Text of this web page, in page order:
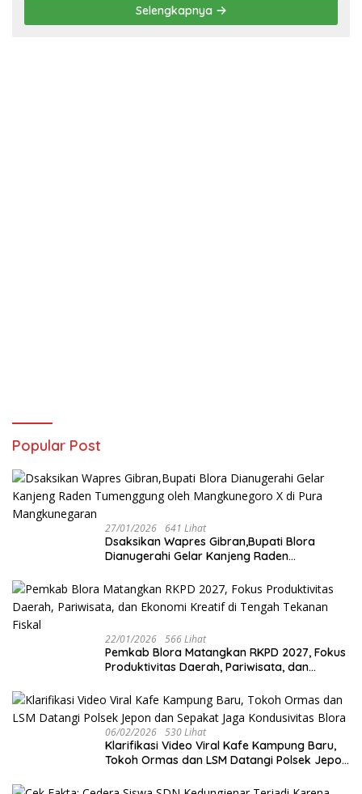
Selengkapnya
Popular Post
27/01/2026 641 Lihat
‎Dsaksikan Wapres Gibran,Bupati Blora
Dianugerahi Gelar Kanjeng Raden
Mangkunegaran
22/01/2026 566 Lihat
‎Pemkab Blora Matangkan RKPD 2027, Fokus
Produktivitas Daerah, Pariwisata, dan
06/02/2026 530 Lihat
‎Klarifikasi Video Viral Kafe Kampung Baru,
Tokoh Ormas dan LSM Datangi Polsek Jepon